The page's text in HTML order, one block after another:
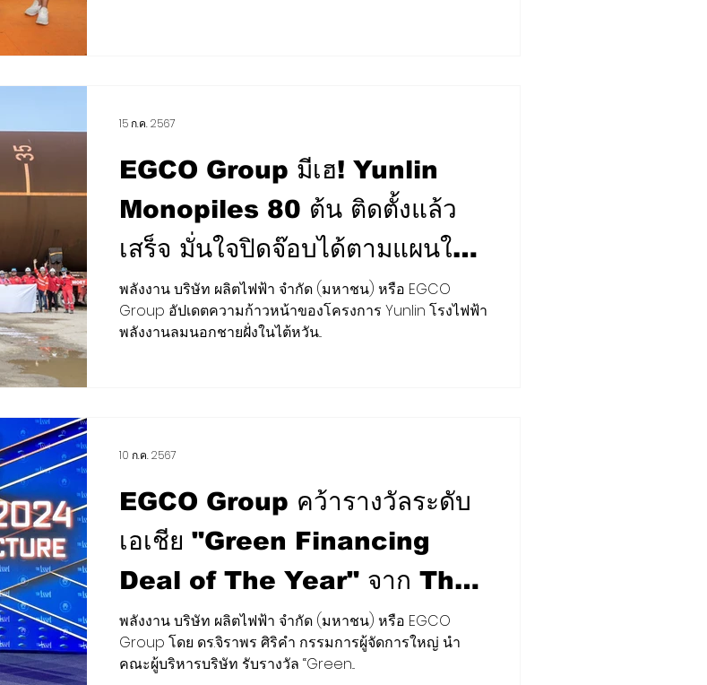
EGCO Group มีเฮ! Yunlin
Monopiles 80 ต้น ติดตั้งแล้ว
เสร็จ มั่นใจปิดจ๊อบได้ตามแผนใน
สิ้นปีนี้
พลังงาน บริษัท ผลิตไฟฟ้า จำกัด (มหาชน) หรือ EGCO
Group อัปเดตความก้าวหน้าของโครงการ Yunlin โรงไฟฟ้า
พลังงานลมนอกชายฝั่งในไต้หวัน...
15 ก.ค. 2567
EGCO Group คว้ารางวัลระดับ
เอเชีย "Green Financing
Deal of The Year" จาก The
Asset Triple A Sustainable
Infrastructure Awards
2024
พลังงาน บริษัท ผลิตไฟฟ้า จำกัด (มหาชน) หรือ EGCO
Group โดย ดร.จิราพร ศิริคำ กรรมการผู้จัดการใหญ่ นำ
คณะผู้บริหารบริษัท รับรางวัล “Green...
10 ก.ค. 2567